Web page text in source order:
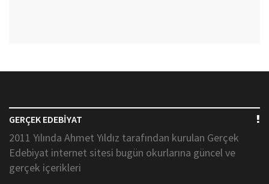
GERÇEK EDEBİYAT
2011 Yılında Ahmet Yıldız tarafından kurulan Gerçek
Edebiyat internet sitesi bugün okurlarına güncel ve
gerçek içerikleri